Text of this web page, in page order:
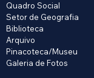
Quadro Social
Setor de Geografia
Biblioteca
Arquivo
Pinacoteca/Museu
Galeria de Fotos